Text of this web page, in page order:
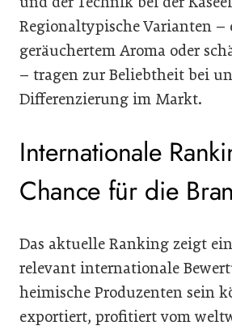
Regionaltypische Varianten
geräuchertem Aroma oder
– tragen zur Beliebtheit bei
Differenzierung im Markt.
Internationale
Chance für die
Das aktuelle Ranking zeigt
relevant internationale
heimische Produzenten sein
exportiert, profitiert vom